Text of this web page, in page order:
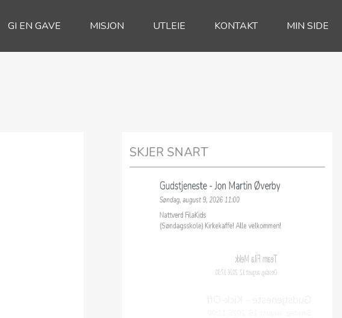
GI EN GAVE MISJON UTLEIE KONTAKT MIN SIDE
SKJER SNART
Gudstjeneste - Jon Martin Øverby
Søndag, august 9, 2026 11:00
Nattverd FilaKids
(Søndagsskole) Kirkekaffe! Alle velkommen!
Onsdag, august 12, 2026 17:30